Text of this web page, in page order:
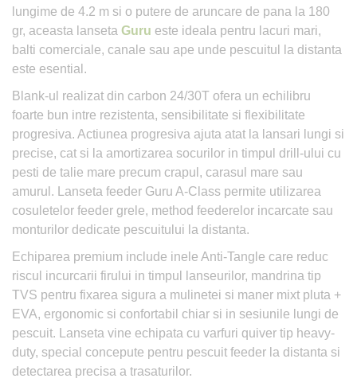
lungime de 4.2 m si o putere de aruncare de pana la 180
gr, aceasta lanseta Guru este ideala pentru lacuri mari,
balti comerciale, canale sau ape unde pescuitul la distanta
este esential.
Blank-ul realizat din carbon 24/30T ofera un echilibru
foarte bun intre rezistenta, sensibilitate si flexibilitate
progresiva. Actiunea progresiva ajuta atat la lansari lungi si
precise, cat si la amortizarea socurilor in timpul drill-ului cu
pesti de talie mare precum crapul, carasul mare sau
amurul. Lanseta feeder Guru A-Class permite utilizarea
cosuletelor feeder grele, method feederelor incarcate sau
monturilor dedicate pescuitului la distanta.
Echiparea premium include inele Anti-Tangle care reduc
riscul incurcarii firului in timpul lanseurilor, mandrina tip
TVS pentru fixarea sigura a mulinetei si maner mixt pluta +
EVA, ergonomic si confortabil chiar si in sesiunile lungi de
pescuit. Lanseta vine echipata cu varfuri quiver tip heavy-
duty, special concepute pentru pescuit feeder la distanta si
detectarea precisa a trasaturilor.